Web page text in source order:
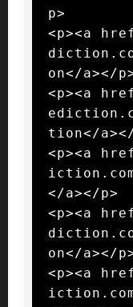
p>
<p><a
on</a></
<p><a
tion</
<p><a
</a></p>
<p><a
on</a></
<p><a